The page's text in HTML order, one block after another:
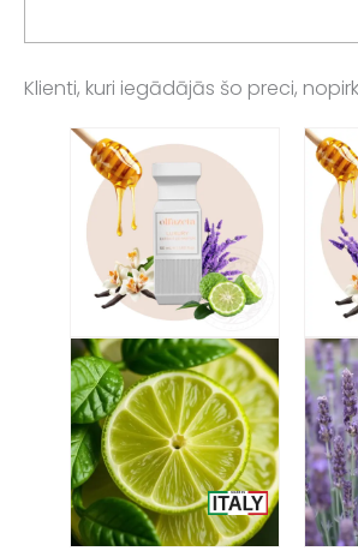
Klienti, kuri iegādājās šo preci,